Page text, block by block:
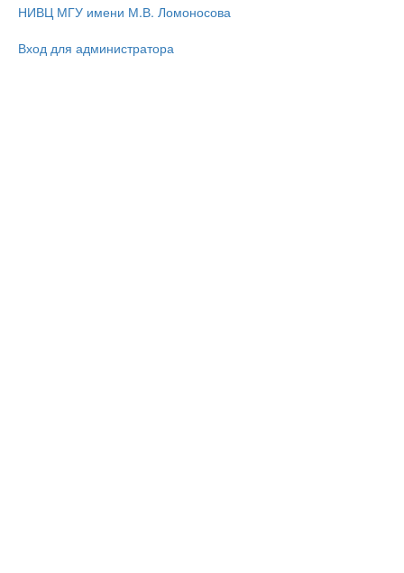
НИВЦ МГУ имени М.В. Ломоносова
Вход для администратора